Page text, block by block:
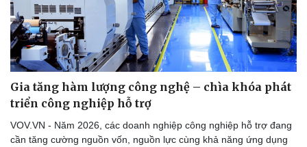
Gia tăng hàm lượng công nghệ – chìa khóa phát
triển công nghiệp hỗ trợ
VOV.VN - Năm 2026, các doanh nghiệp công nghiệp hỗ trợ đang
cần tăng cường nguồn vốn, nguồn lực cùng khả năng ứng dụng